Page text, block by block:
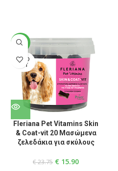
-33%
SOLD
OUT
Fleriana Pet Vitamins Skin
& Coat-vit 20 Μασώμενα
ζελεδάκια για σκύλους
€23.75 € 15.90